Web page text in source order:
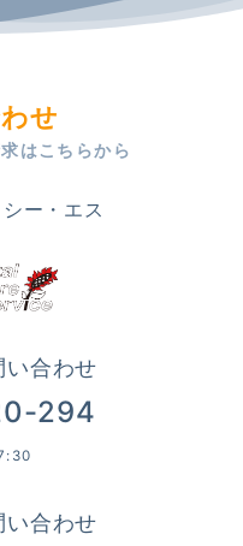
せ
はこちらから
ー・エス
い合わせ
294
い合わせ